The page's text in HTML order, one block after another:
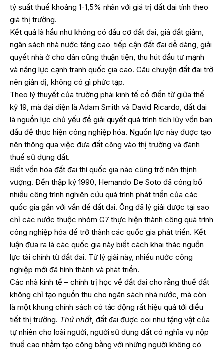
tỷ suất thuế khoảng 1-1,5% nhân với giá trị đất đai tính theo
giá thị trường.
Kết quả là hầu như không có đầu cơ đất đai, giá đất giảm,
ngân sách nhà nước tăng cao, tiếp cận đất đai dễ dàng, giải
quyết nhà ở cho dân cũng thuận tiện, thu hút đầu tư mạnh
và năng lực cạnh tranh quốc gia cao. Câu chuyện đất đai trở
nên giản dị, không có gì phức tạp.
Theo lý thuyết của trường phái kinh tế cổ điển từ giữa thế
kỷ 19, mà đại diện là Adam Smith và David Ricardo, đất đai
là nguồn lực chủ yếu để giải quyết quá trình tích lũy vốn ban
đầu để thực hiện công nghiệp hóa. Nguồn lực này được tạo
nên thông qua việc đưa đất công vào thị trường và đánh
thuế sử dụng đất.
Biết vốn hóa đất đai thì quốc gia nào cũng trở nên thịnh
vượng. Đến thập kỷ 1990, Hernando De Soto đã công bố
nhiều công trình nghiên cứu quá trình phát triển của các
quốc gia gắn với vấn đề đất đai. Ông đã lý giải được tại sao
chỉ các nước thuộc nhóm G7 thực hiện thành công quá trình
công nghiệp hóa để trở thành các quốc gia phát triển. Kết
luận đưa ra là các quốc gia này biết cách khai thác nguồn
lực tài chính từ đất đai. Từ lý giải này, nhiều nước công
nghiệp mới đã hình thành và phát triển.
Các nhà kinh tế – chính trị học về đất đai cho rằng thuế đất
không chỉ tạo nguồn thu cho ngân sách nhà nước, mà còn
là một khung chính sách có tác động rất hiệu quả tới điều
tiết thị trường. Thứ nhất, đất đai được coi như tặng vật của
tự nhiên cho loài người, người sử dụng đất có nghĩa vụ nộp
thuế cao nhằm tạo công bằng với những người không có